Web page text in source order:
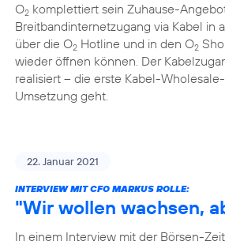
O2 komplettiert sein Zuhause-
Breitbandinternetzugang via Kabel in
über die O2 Hotline und in den O2
wieder öffnen können. Der
realisiert – die erste Kabel-
Umsetzung geht.
22. Januar 2021
INTERVIEW MIT CFO MARKUS ROLLE:
"Wir wollen wachsen,
In einem Interview mit der Börsen-